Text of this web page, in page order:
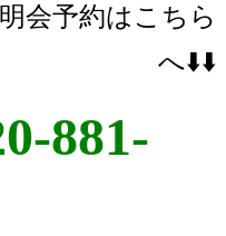
会予約はこちら
へ⬇️⬇️
881-